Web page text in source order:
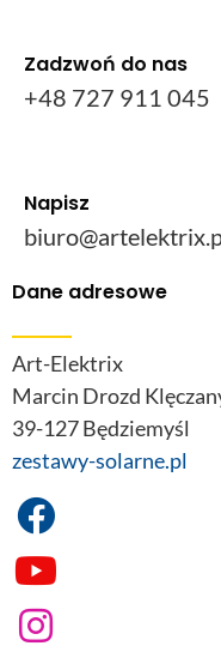
Zadzwoń do nas
+48 727 911 045
Napisz
Dane adresowe
Art-Elektrix
Marcin Drozd
39-127 Będziemyśl
zestawy-solarne.pl